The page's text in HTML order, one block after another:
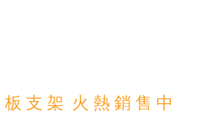
支 架 火 熱 銷 售 中